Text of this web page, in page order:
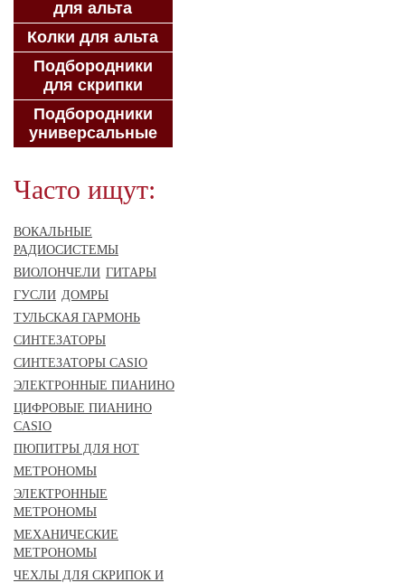
для альта
Колки для альта
Подбородники
для скрипки
Подбородники
универсальные
Часто ищут:
ВОКАЛЬНЫЕ
РАДИОСИСТЕМЫ
ВИОЛОНЧЕЛИ ГИТАРЫ
ГУСЛИ ДОМРЫ
ТУЛЬСКАЯ ГАРМОНЬ
СИНТЕЗАТОРЫ
СИНТЕЗАТОРЫ CASIO
ЭЛЕКТРОННЫЕ ПИАНИНО
ЦИФРОВЫЕ ПИАНИНО
CASIO
ПЮПИТРЫ ДЛЯ НОТ
МЕТРОНОМЫ
ЭЛЕКТРОННЫЕ
МЕТРОНОМЫ
МЕХАНИЧЕСКИЕ
МЕТРОНОМЫ
ЧЕХЛЫ ДЛЯ СКРИПОК И